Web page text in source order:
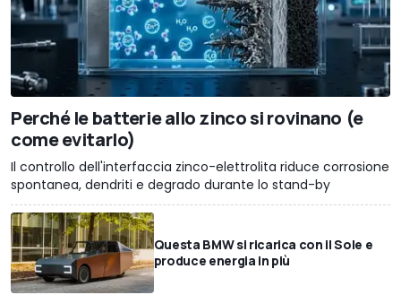
Perché le batterie allo zinco si rovinano (e
come evitarlo)
Il controllo dell'interfaccia zinco-elettrolita riduce corrosione
spontanea, dendriti e degrado durante lo stand-by
Questa BMW si ricarica con il Sole e
produce energia in più